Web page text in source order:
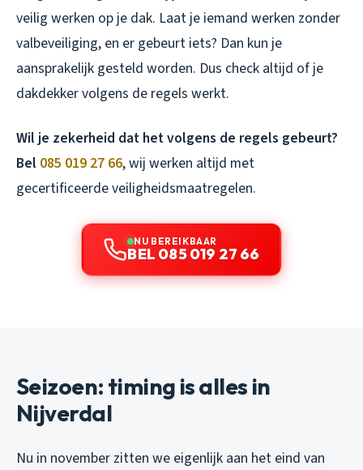
veilig werken op je dak. Laat je iemand werken zonder
valbeveiliging, en er gebeurt iets? Dan kun je
aansprakelijk gesteld worden. Dus check altijd of je
dakdekker volgens de regels werkt.
Wil je zekerheid dat het volgens de regels gebeurt?
Bel 085 019 27 66, wij werken altijd met
gecertificeerde veiligheidsmaatregelen.
NU BEREIKBAAR
BEL 085 019 27 66
Seizoen: timing is alles in
Nijverdal
Nu in november zitten we eigenlijk aan het eind van